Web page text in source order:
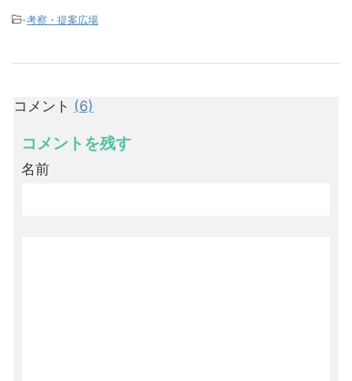
-考察・提案広場
コメント (6)
コメントを残す
名前